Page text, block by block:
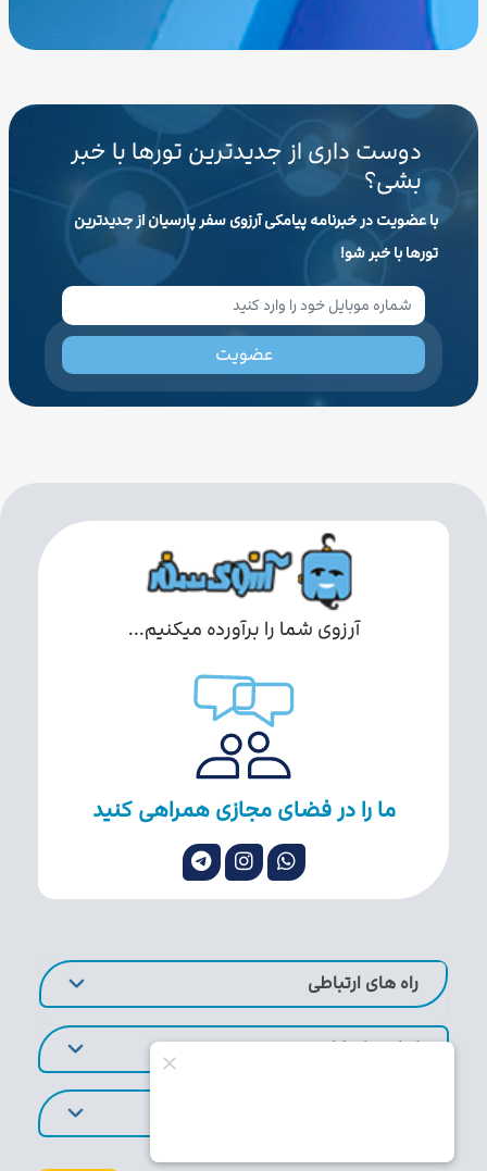
دوست داری از جدیدترین تورها با خبر
بشی؟
با عضویت در خبرنامه پیامکی آرزوی سفر پارسیان از جدیدترین
تورها با خبر شو!
عضویت
آرزوی شما را برآورده میکنیم...
ما را در فضای مجازی همراهی کنید
راه های ارتباطی
لینک های کاربردی